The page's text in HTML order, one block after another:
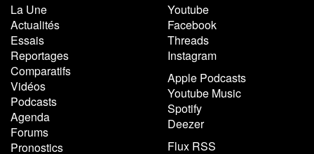
La Une
Actualités
Essais
Reportages
Comparatifs
Vidéos
Podcasts
Agenda
Forums
Pronostics
Youtube
Facebook
Threads
Instagram
Apple Podcasts
Youtube Music
Spotify
Deezer
Flux RSS